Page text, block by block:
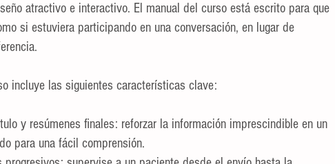
atractivo e interactivo. El manual del curso está escrito para que
si estuviera participando en una conversación, en lugar de
incluye las siguientes características clave:
y resúmenes finales: reforzar la información imprescindible en un
para una fácil comprensión.